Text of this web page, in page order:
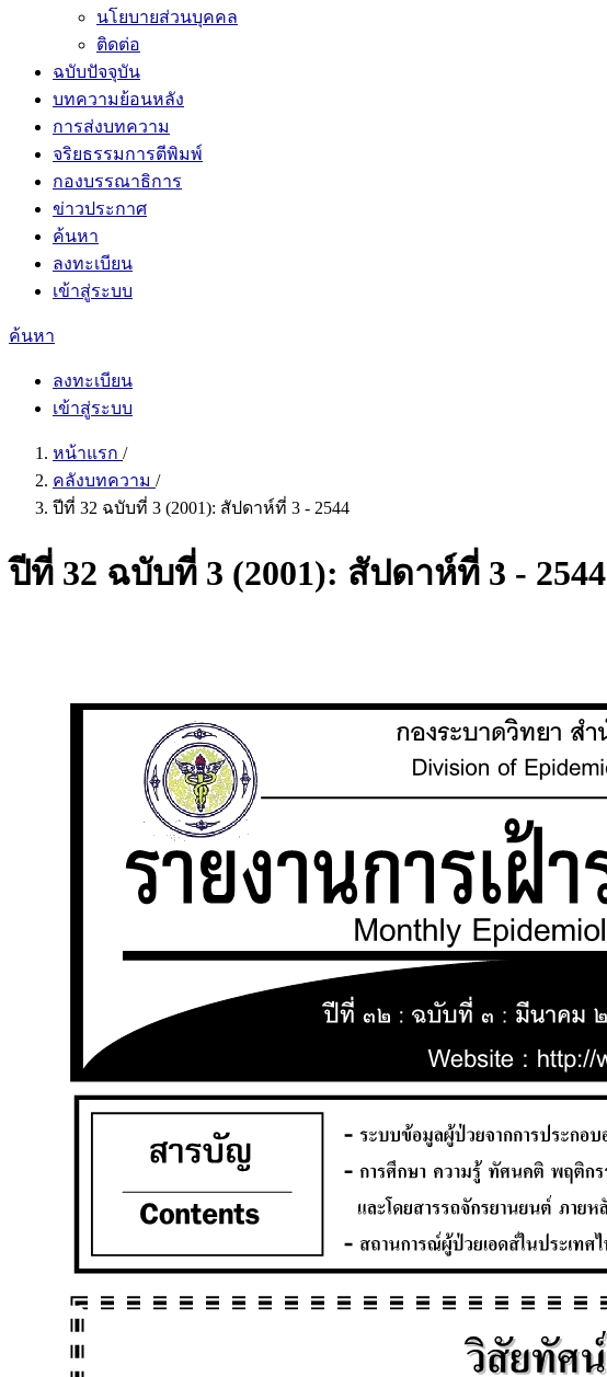
นโยบายส่วนบุคคล
ติดต่อ
ฉบับปัจจุบัน
บทความย้อนหลัง
การส่งบทความ
จริยธรรมการตีพิมพ์
กองบรรณาธิการ
ข่าวประกาศ
ค้นหา
ลงทะเบียน
เข้าสู่ระบบ
ค้นหา
ลงทะเบียน
เข้าสู่ระบบ
หน้าแรก /
คลังบทความ /
ปีที่ 32 ฉบับที่ 3 (2001): สัปดาห์ที่ 3 - 2544
ปีที่ 32 ฉบับที่ 3 (2001): สัปดาห์ที่ 3 - 2544